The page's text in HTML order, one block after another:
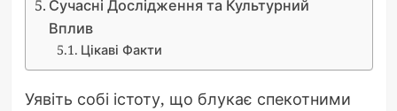
Сучасні Дослідження та Культурний
Вплив
Цікаві Факти
Уявіть собі істоту, що блукає спекотними